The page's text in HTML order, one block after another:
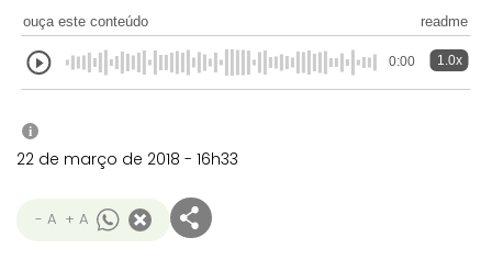
ouça este conteúdo readme
0:00 1.0x
i
22 de março de 2018 - 16h33
- A + A